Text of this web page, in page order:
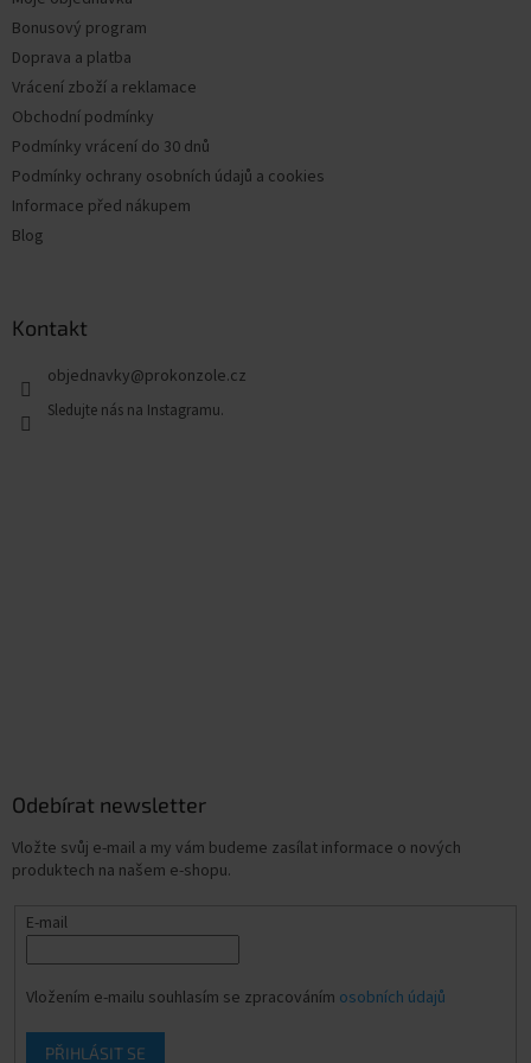
Bonusový program
Doprava a platba
Vrácení zboží a reklamace
Obchodní podmínky
Podmínky vrácení do 30 dnů
Podmínky ochrany osobních údajů a cookies
Informace před nákupem
Blog
Kontakt
objednavky@prokonzole.cz
Odebírat newsletter
Vložte svůj e-mail a my vám budeme zasílat informace o nových
produktech na našem e-shopu.
E-mail
Vložením e-mailu souhlasím se zpracováním osobních údajů
PŘIHLÁSIT SE